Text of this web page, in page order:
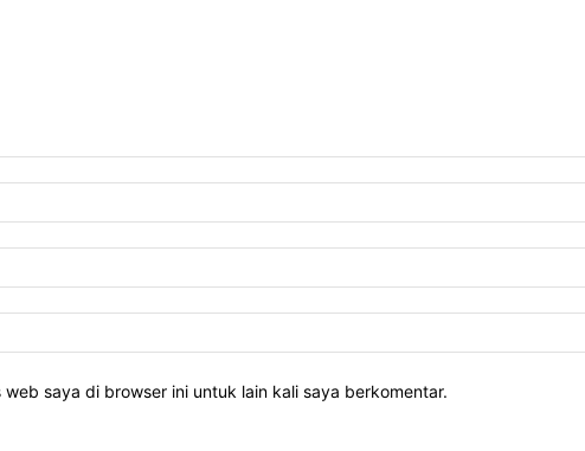
web saya di browser ini untuk lain kali saya berkomentar.